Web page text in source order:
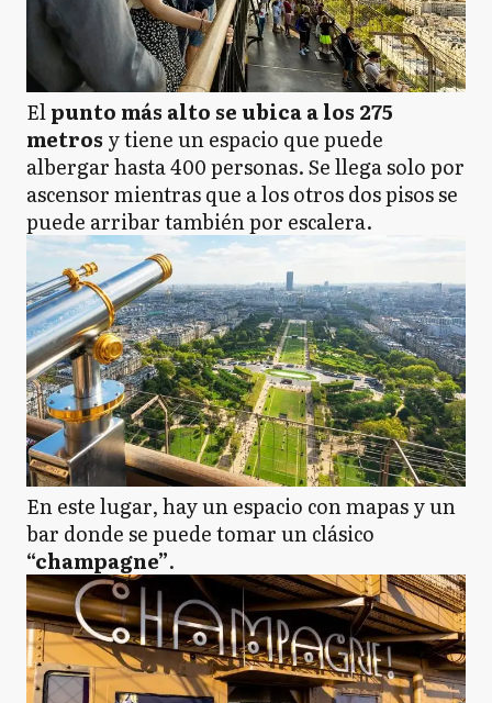
Elpunto más alto se ubica a los 275
metros y tiene un espacio que puede
albergar hasta 400 personas. Se llega solo por
ascensor mientras que a los otros dos pisos se
puede arribar también por escalera.
En este lugar, hay un espacio con mapas y un
bar donde se puede tomar un clásico
“champagne”.